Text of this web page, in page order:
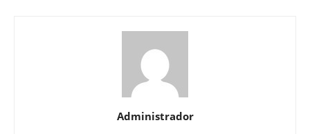
Administrador